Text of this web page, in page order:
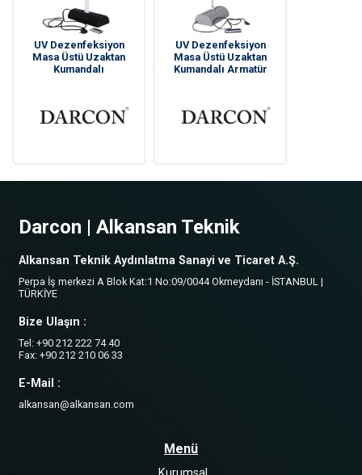
UV Dezenfeksiyon
Masa Üstü Uzaktan
Kumandalı
UV Dezenfeksiyon
Masa Üstü Uzaktan
Kumandalı Armatür
Darcon | Alkansan Teknik
Alkansan Teknik Aydınlatma Sanayi ve Ticaret A.Ş.
Perpa İş merkezi A Blok Kat:1 No:09/0044 Okmeydanı - İSTANBUL |
TÜRKİYE
Bize Ulaşın :
Tel: +90 212 222 74 40
Fax: +90 212 210 06 33
E-Mail :
alkansan@alkansan.com
Menü